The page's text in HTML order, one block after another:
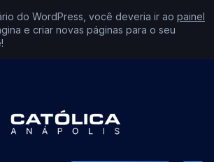
do WordPress, você deveria ir ao painel
e criar novas páginas para o seu